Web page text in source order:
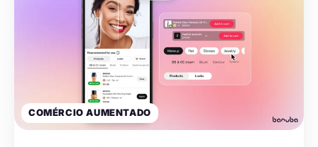
COMÉRCIO AUMENTADO